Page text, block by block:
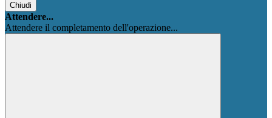
Chiudi
Attendere...
Attendere il completamento dell'operazione...